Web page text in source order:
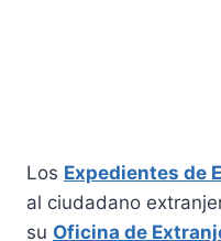
Los Expedientes de
al ciudadano
su Oficina de